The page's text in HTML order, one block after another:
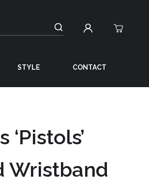
STYLE CONTACT
‘Pistols’
Wristband